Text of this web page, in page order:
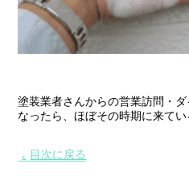
塗装業者さんからの営業訪問・
なったら、ほぼその時期に来てい
▲ 目次に戻る